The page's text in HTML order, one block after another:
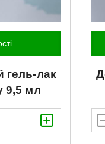
гель-лак
9,5 мл